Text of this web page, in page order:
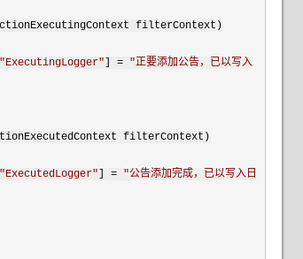
filterContext)
"ExecutingLogger" = "正要添加公告，已以写入
filterContext)
"ExecutedLogger" = "公告添加完成，已以写入日